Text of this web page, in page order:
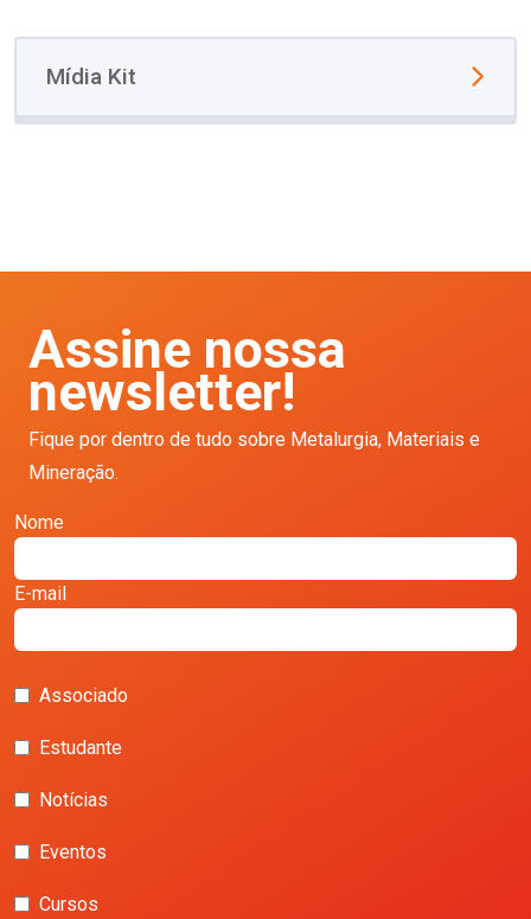
Mídia Kit
Assine nossa
newsletter!
Fique por dentro de tudo sobre Metalurgia, Materiais e
Mineração.
Nome
E-mail
Associado
Estudante
Notícias
Eventos
Cursos